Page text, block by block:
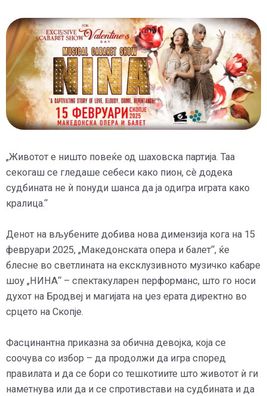
„Животот е ништо повеќе од шаховска партија. Таа
секогаш се гледаше себеси како пион, сè додека
судбината не ѝ понуди шанса да ја одигра играта како
кралица.“
Денот на вљубените добива нова димензија кога на 15
февруари 2025, „Македонската опера и балет“, ќе
блесне во светлината на ексклузивното музичко кабаре
шоу „НИНА“ – спектакуларен перформанс, што го носи
духот на Бродвеј и магијата на џез ерата директно во
срцето на Скопје.
Фасцинантна приказна за обична девојка, која се
соочува со избор – да продолжи да игра според
правилата и да се бори со тешкотиите што животот ѝ ги
наметнува или да и се спротивстави на судбината и да